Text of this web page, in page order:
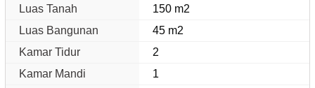
Luas Tanah
150 m2
Luas Bangunan
45 m2
Kamar Tidur
2
Kamar Mandi
1